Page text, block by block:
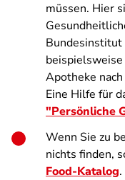
müssen. Hier
Bundesinstitut
beispielsweise
Apotheke
Eine Hilfe für
"Persönliche
Wenn Sie zu
nichts finden,
Food-Katalog